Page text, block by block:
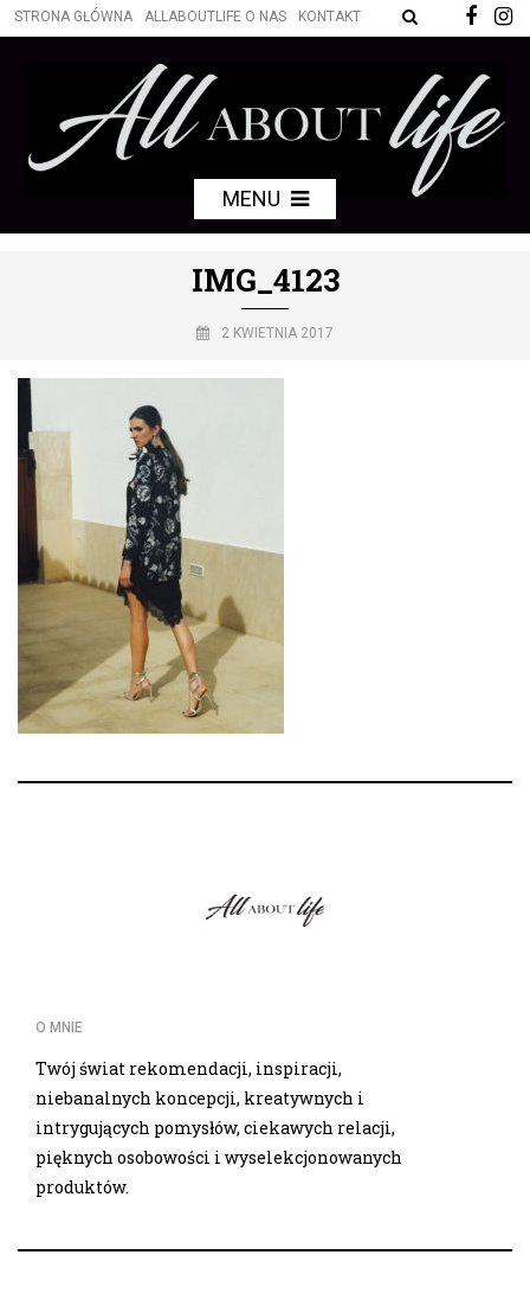
STRONA GŁÓWNA ALLABOUTLIFE O NAS KONTAKT
MENU
IMG_4123
2 KWIETNIA 2017
O MNIE
Twój świat rekomendacji, inspiracji,
niebanalnych koncepcji, kreatywnych i
intrygujących pomysłów, ciekawych relacji,
pięknych osobowości i wyselekcjonowanych
produktów.